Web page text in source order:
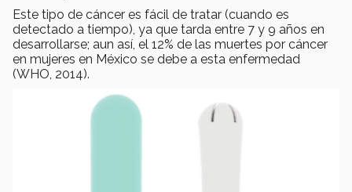
Este tipo de cáncer es fácil de tratar (cuando es
detectado a tiempo), ya que tarda entre 7 y 9 años en
desarrollarse; aun así, el 12% de las muertes por cáncer
en mujeres en México se debe a esta enfermedad
(WHO, 2014).